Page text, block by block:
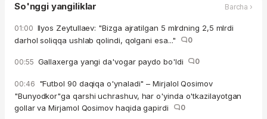
So'nggi yangiliklar Barcha ›
01:00 Ilyos Zeytullaev: "Bizga ajratilgan 5 mlrdning 2,5 mlrdi
darhol soliqqa ushlab qolindi, qolgani esa..."
0
00:55 Gallaxerga yangi da'vogar paydo bo'ldi 0
00:46 "Futbol 90 daqiqa o'ynaladi" – Mirjalol Qosimov
"Bunyodkor"ga qarshi uchrashuv, har o'yinda o'tkazilayotgan
gollar va Mirjamol Qosimov haqida gapirdi
0